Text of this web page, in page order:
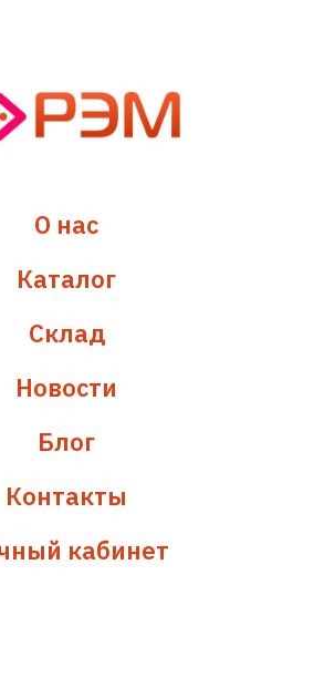
О нас
Каталог
Склад
Новости
Блог
Контакты
кабинет